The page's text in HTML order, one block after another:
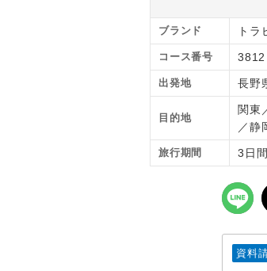
ブランド トラ
コース番号 3812
出発地 長野
目的地
関東
／静
旅行期間 3日間
資料